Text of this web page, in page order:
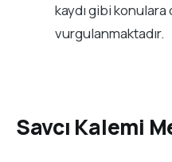
kaydı gibi
vurgulanmaktadır.
Savcı Kalemi